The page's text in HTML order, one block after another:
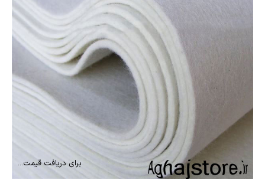
برای دریافت قیمت...